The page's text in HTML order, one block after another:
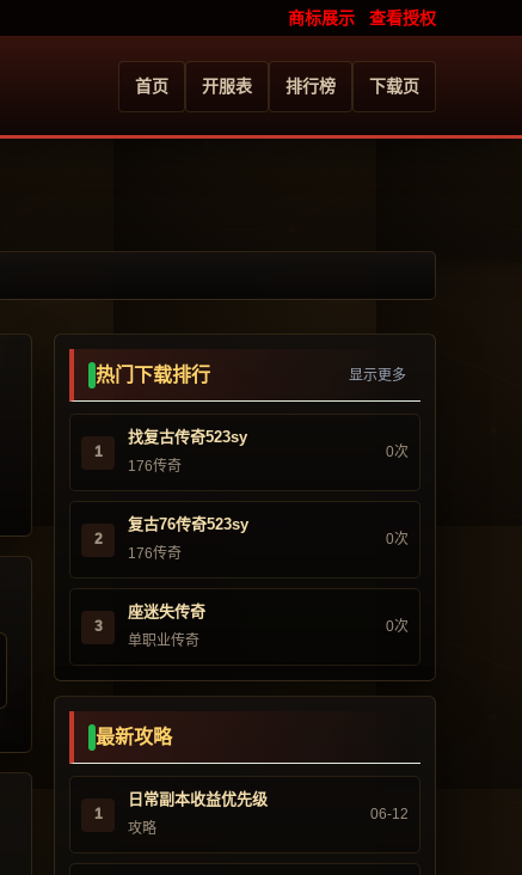
商标展示 查看授权
首页 开服表 排行榜 下载页
热门下载排行 显示更多
1
找复古传奇523sy
176传奇
0次
2
复古76传奇523sy
176传奇
0次
3
座迷失传奇
单职业传奇
0次
最新攻略
1
日常副本收益优先级
攻略
06-12